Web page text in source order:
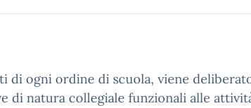
di ogni ordine di scuola, viene
natura collegiale funzionali alle